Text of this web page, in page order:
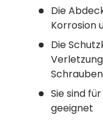
Die
Korrosion
Die
Schrauben
Sie sind
geeignet